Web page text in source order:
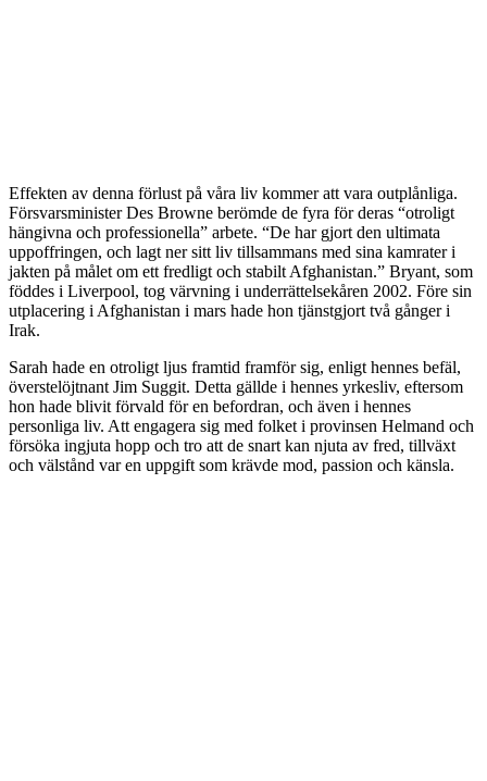
Effekten av denna förlust på våra liv kommer att vara outplånliga.
Försvarsminister Des Browne berömde de fyra för deras “otroligt
hängivna och professionella” arbete. “De har gjort den ultimata
uppoffringen, och lagt ner sitt liv tillsammans med sina kamrater i
jakten på målet om ett fredligt och stabilt Afghanistan.” Bryant, som
föddes i Liverpool, tog värvning i underrättelsekåren 2002. Före sin
utplacering i Afghanistan i mars hade hon tjänstgjort två gånger i
Irak.
Sarah hade en otroligt ljus framtid framför sig, enligt hennes befäl,
överstelöjtnant Jim Suggit. Detta gällde i hennes yrkesliv, eftersom
hon hade blivit förvald för en befordran, och även i hennes
personliga liv. Att engagera sig med folket i provinsen Helmand och
försöka ingjuta hopp och tro att de snart kan njuta av fred, tillväxt
och välstånd var en uppgift som krävde mod, passion och känsla.